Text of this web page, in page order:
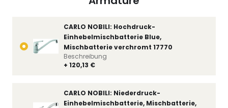
CARLO NOBILI: Hochdruck-
Einhebelmischbatterie Blue,
Mischbatterie verchromt 17770
+ 120,13 €
Beschreibung
CARLO NOBILI: Niederdruck-
Einhebelmischbatterie, Mischbatterie,